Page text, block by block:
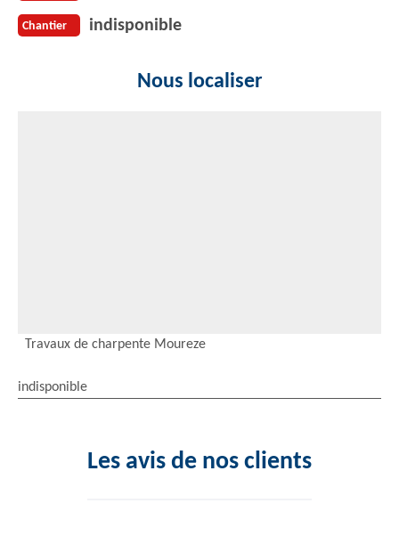
Chantier indisponible
Nous localiser
Travaux de charpente Moureze
indisponible
Les avis de nos clients